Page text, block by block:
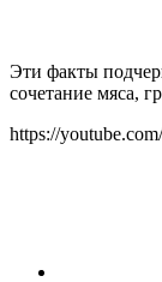
Эти факты
сочетание мяса,
https://